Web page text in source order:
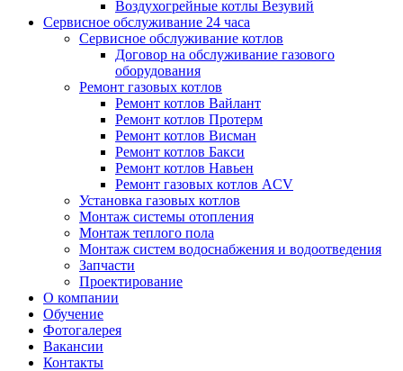
Воздухогрейные котлы Везувий
Сервисное обслуживание 24 часа
Сервисное обслуживание котлов
Договор на обслуживание газового
оборудования
Ремонт газовых котлов
Ремонт котлов Вайлант
Ремонт котлов Протерм
Ремонт котлов Висман
Ремонт котлов Бакси
Ремонт котлов Навьен
Ремонт газовых котлов ACV
Установка газовых котлов
Монтаж системы отопления
Монтаж теплого пола
Монтаж систем водоснабжения и водоотведения
Запчасти
Проектирование
О компании
Обучение
Фотогалерея
Вакансии
Контакты